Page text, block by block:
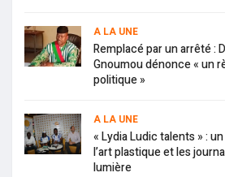
A LA UNE
Remplacé par un arrêté :
Gnoumou dénonce « un
politique »
A LA UNE
« Lydia Ludic talents » :
l’art plastique et les
lumière